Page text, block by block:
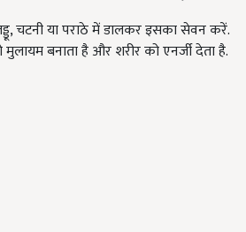
चटनी या पराठे में डालकर इसका सेवन करें.
बनाता है और शरीर को एनर्जी देता है.